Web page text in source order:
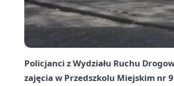
Policjanci z Wydziału Ruchu
zajęcia w Przedszkolu Miejskim nr